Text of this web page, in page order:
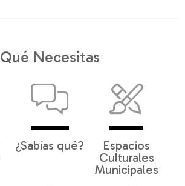
Qué Necesitas
¿Sabías qué?
Espacios
Culturales
Municipales